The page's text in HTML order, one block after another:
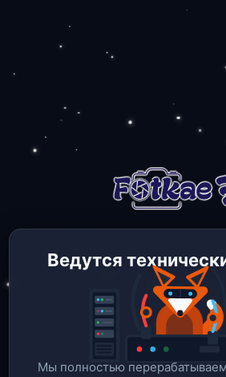
Ведутся
Мы полностью